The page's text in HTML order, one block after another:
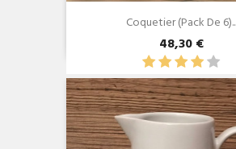
Coquetier (Pack De 6)...
48,30 €
Aperçu rapide